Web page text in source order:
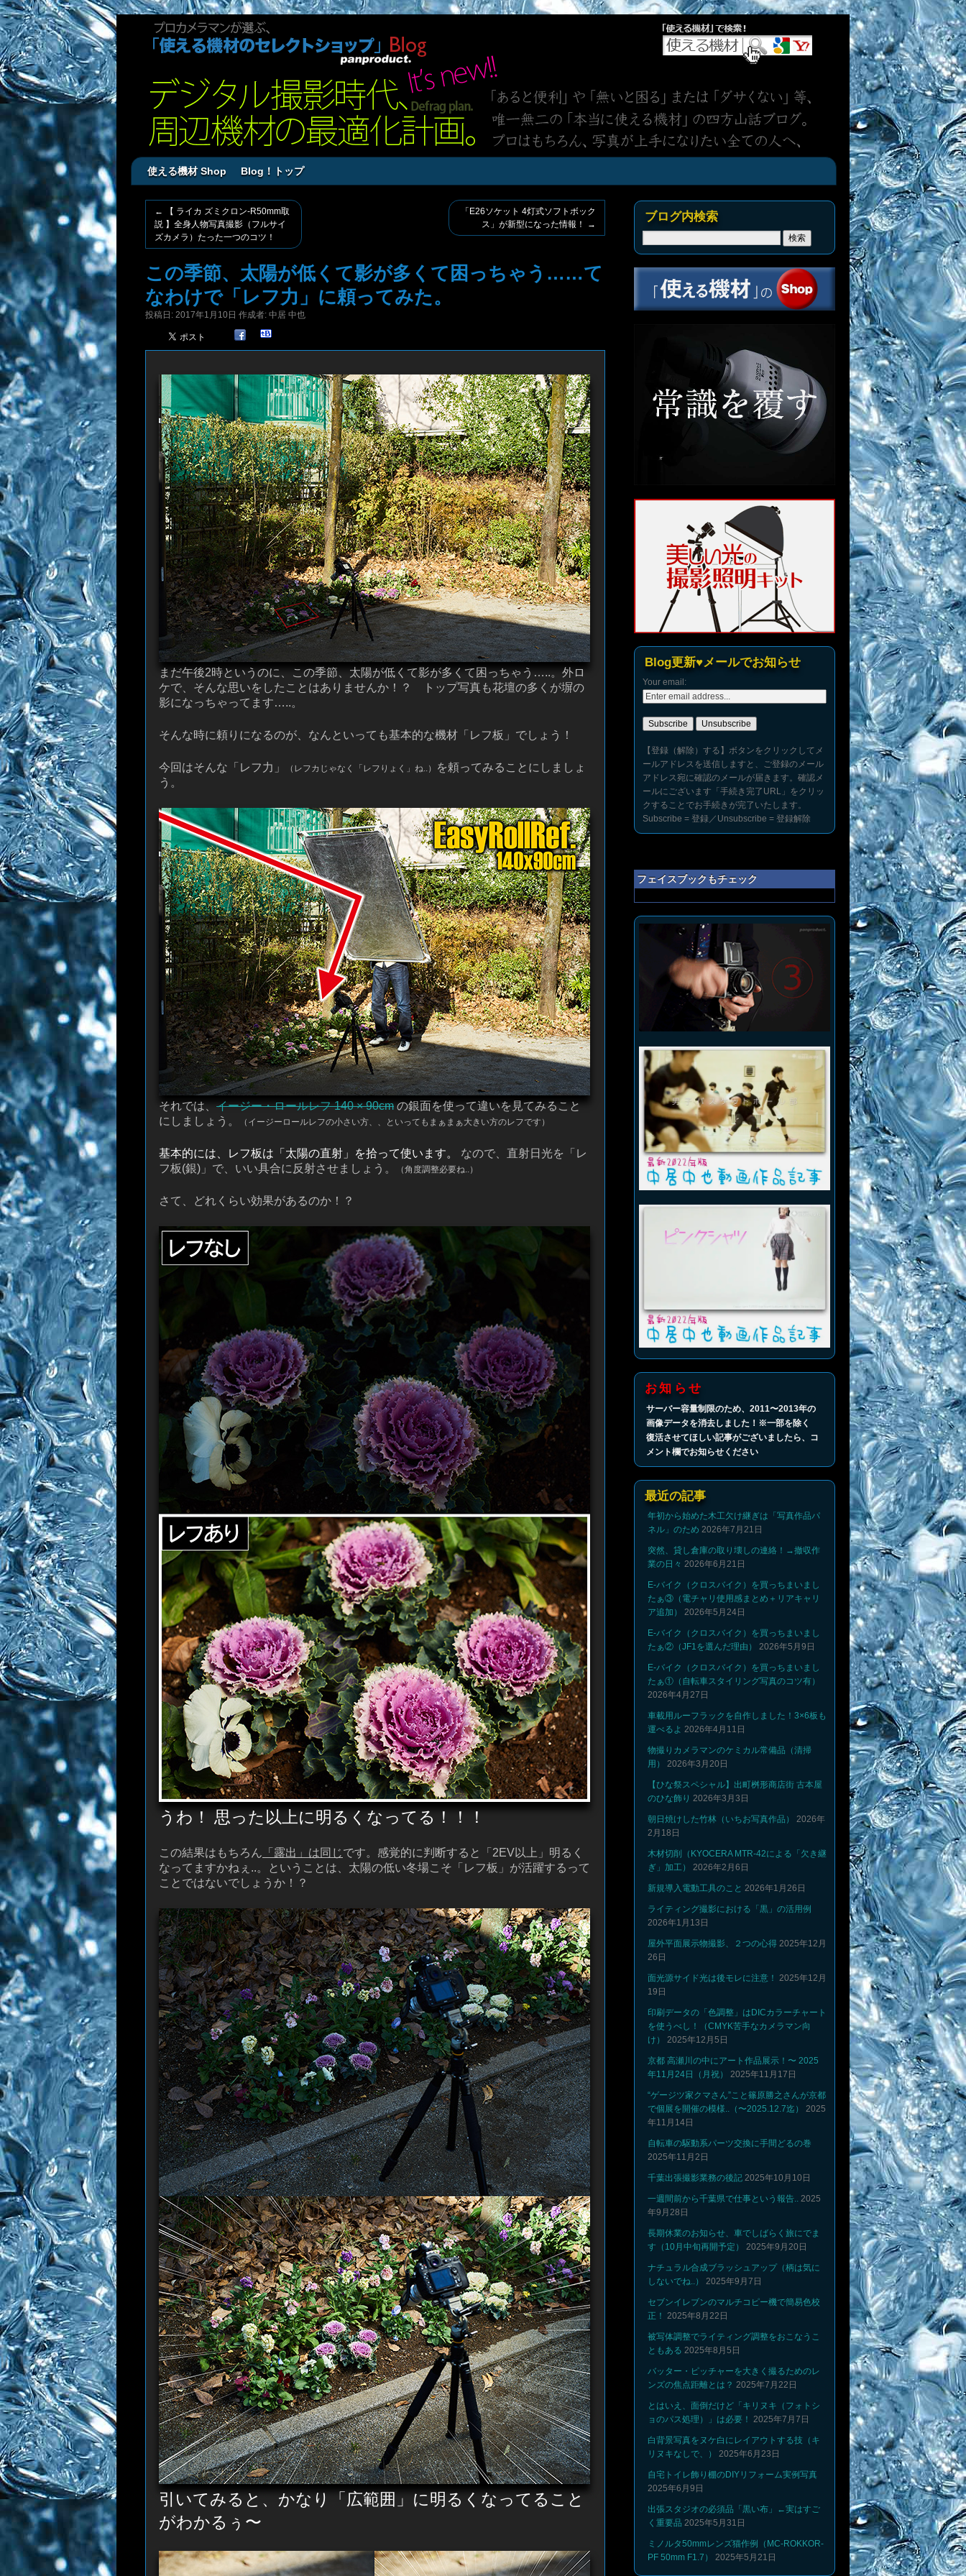
使える機材 Shop Blog！トップ
←
【 ライカ ズミクロン-R50mm取
説 】全身人物写真撮影（フルサイ
ズカメラ）たった一つのコツ！
「E26ソケット 4灯式ソフトボック
ス」が新型になった情報！
→
この季節、太陽が低くて影が多くて困っちゃう……て
なわけで「レフ力」に頼ってみた。
投稿日: 2017年1月10日 作成者: 中居 中也
まだ午後2時というのに、この季節、太陽が低くて影が多くて困っちゃう…..。外ロ
ケで、そんな思いをしたことはありませんか！？ トップ写真も花壇の多くが塀の
影になっちゃってます…..。
そんな時に頼りになるのが、なんといっても基本的な機材「レフ板」でしょう！
今回はそんな「レフ力」 （レフカじゃなく「レフりょく」ね..）
を頼ってみることにしましょ
う。
それでは、 イージー・ロールレフ 140 × 90cm の銀面を使って違いを見てみること
にしましょう。
（イージーロールレフの小さい方、、といってもまぁまぁ大きい方のレフです）
基本的には、レフ板は「太陽の直射」を拾って使います。
なので、直射日光を「レ
フ板(銀)」で、いい具合に反射させましょう。
（角度調整必要ね..）
さて、どれくらい効果があるのか！？
うわ！ 思った以上に明るくなってる！！！
この結果はもちろん 「露出」は同じです。感覚的に判断すると「2EV以上」明るく
なってますかねぇ..。ということは、太陽の低い冬場こそ「レフ板」が活躍するって
ことではないでしょうか！？
引いてみると、かなり「広範囲」に明るくなってること
がわかるぅ〜
ブログ内検索
Blog更新♥メールでお知らせ
Your email:
【登録（解除）する】ボタンをクリックしてメ
ールアドレスを送信しますと、ご登録のメール
アドレス宛に確認のメールが届きます。確認メ
ールにございます「手続き完了URL」をクリッ
クすることでお手続きが完了いたします。
Subscribe = 登録／Unsubscribe = 登録解除
フェイスブックもチェック
お知らせ
サーバー容量制限のため、2011〜2013年の
画像データを消去しました！※一部を除く
復活させてほしい記事がございましたら、コ
メント欄でお知らせください
最近の記事
年初から始めた木工欠け継ぎは「写真作品パ
ネル」のため 2026年7月21日
突然、貸し倉庫の取り壊しの連絡！→撤収作
業の日々 2026年6月21日
E-バイク（クロスバイク）を買っちまいまし
たぁ③（電チャリ使用感まとめ＋リアキャリ
ア追加）
2026年5月24日
E-バイク（クロスバイク）を買っちまいまし
たぁ②（JF1を選んだ理由）
2026年5月9日
E-バイク（クロスバイク）を買っちまいまし
たぁ①（自転車スタイリング写真のコツ有）
2026年4月27日
車載用ルーフラックを自作しました！3×6板も
運べるよ 2026年4月11日
物撮りカメラマンのケミカル常備品（清掃
用）
2026年3月20日
【ひな祭スペシャル】出町桝形商店街 古本屋
のひな飾り 2026年3月3日
朝日焼けした竹林（いちお写真作品）
2026年
2月18日
木材切削（KYOCERA MTR-42による「欠き継
ぎ」加工）
2026年2月6日
新規導入電動工具のこと 2026年1月26日
ライティング撮影における「黒」の活用例
2026年1月13日
屋外平面展示物撮影、２つの心得 2025年12月
26日
面光源サイド光は後モレに注意！ 2025年12月
19日
印刷データの「色調整」はDICカラーチャート
を使うべし！（CMYK苦手なカメラマン向
け）
2025年12月5日
京都 高瀬川の中にアート作品展示！〜 2025
年11月24日（月祝）
2025年11月17日
“ゲージツ家クマさん”こと篠原勝之さんが京都
で個展を開催の模様..（〜2025.12.7迄）
2025
年11月14日
自転車の駆動系パーツ交換に手間どるの巻
2025年11月2日
千葉出張撮影業務の後記 2025年10月10日
一週間前から千葉県で仕事という報告.. 2025
年9月28日
長期休業のお知らせ、車でしばらく旅にでま
す（10月中旬再開予定）
2025年9月20日
ナチュラル合成ブラッシュアップ（柄は気に
しないでね..）
2025年9月7日
セブンイレブンのマルチコピー機で簡易色校
正！ 2025年8月22日
被写体調整でライティング調整をおこなうこ
ともある 2025年8月5日
バッター・ピッチャーを大きく撮るためのレ
ンズの焦点距離とは？ 2025年7月22日
とはいえ、面倒だけど「キリヌキ（フォトシ
ョのパス処理）」は必要！ 2025年7月7日
白背景写真をヌケ白にレイアウトする技（キ
リヌキなしで、）
2025年6月23日
自宅トイレ飾り棚のDIYリフォーム実例写真
2025年6月9日
出張スタジオの必須品「黒い布」←実はすご
く重要品 2025年5月31日
ミノルタ50mmレンズ猫作例（MC-ROKKOR-
PF 50mm F1.7）
2025年5月21日